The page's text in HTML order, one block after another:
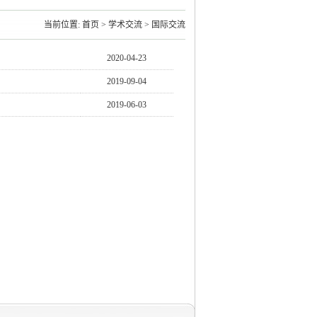
当前位置: 首页 > 学术交流 > 国际交流
2020-04-23
2019-09-04
2019-06-03